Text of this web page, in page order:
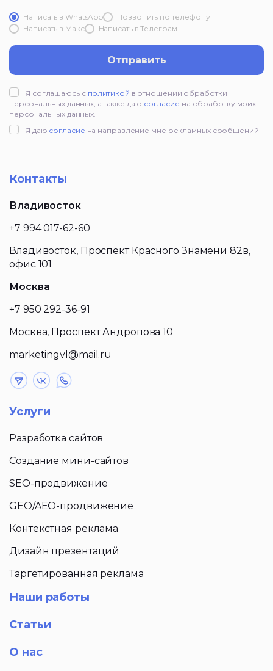
Написать в WhatsApp
Позвонить по телефону
Написать в Mакс
Написать в Телеграм
Отправить
Я соглашаюсь с политикой в отношении обработки
персональных данных, а также даю согласие на обработку моих
персональных данных.
Я даю согласие на направление мне рекламных сообщений
Контакты
Владивосток
+7 994 017-62-60
Владивосток, Проспект Красного Знамени 82в,
офис 101
Москва
+7 950 292-36-91
Москва, Проспект Андропова 10
marketingvl@mail.ru
Услуги
Разработка сайтов
Создание мини-сайтов
SEO-продвижение
GEO/AEO-продвижение
Контекстная реклама
Дизайн презентаций
Таргетированная реклама
Наши работы
Статьи
О нас